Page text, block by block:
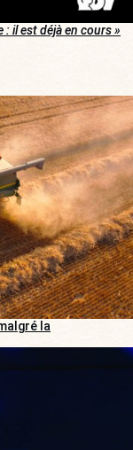
: il est déjà en cours »
la